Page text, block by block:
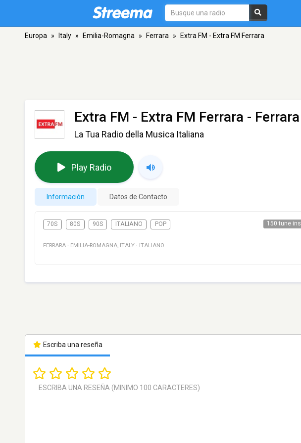
Europa » Italy » Emilia-Romagna » Ferrara » Extra FM - Extra FM Ferrara
Extra FM - Extra FM Ferrara - Ferrara
La Tua Radio della Musica Italiana
Play Radio
Información Datos de Contacto
70S 80S 90S ITALIANO POP 150 tune ins
FERRARA · EMILIA-ROMAGNA, ITALY · ITALIANO
Escriba una reseña